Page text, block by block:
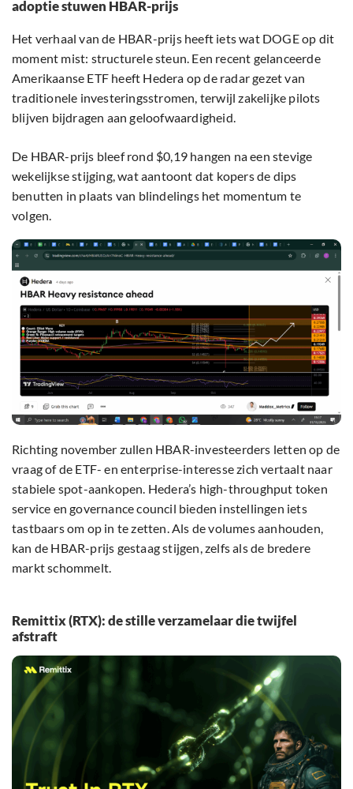
adoptie stuwen HBAR-prijs
Het verhaal van de HBAR-prijs heeft iets wat DOGE op dit
moment mist: structurele steun. Een recent gelanceerde
Amerikaanse ETF heeft Hedera op de radar gezet van
traditionele investeringsstromen, terwijl zakelijke pilots
blijven bijdragen aan geloofwaardigheid.
De HBAR-prijs bleef rond $0,19 hangen na een stevige
wekelijkse stijging, wat aantoont dat kopers de dips
benutten in plaats van blindelings het momentum te
volgen.
Richting november zullen HBAR-investeerders letten op de
vraag of de ETF- en enterprise-interesse zich vertaalt naar
stabiele spot-aankopen. Hedera’s high-throughput token
service en governance council bieden instellingen iets
tastbaars om op in te zetten. Als de volumes aanhouden,
kan de HBAR-prijs gestaag stijgen, zelfs als de bredere
markt schommelt.
Remittix (RTX): de stille verzamelaar die twijfel
afstraft